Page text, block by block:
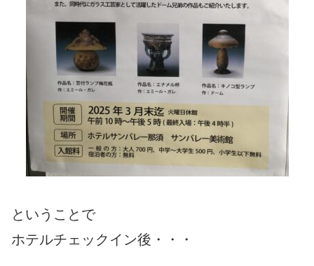
ということで
ホテルチェックイン後・・・